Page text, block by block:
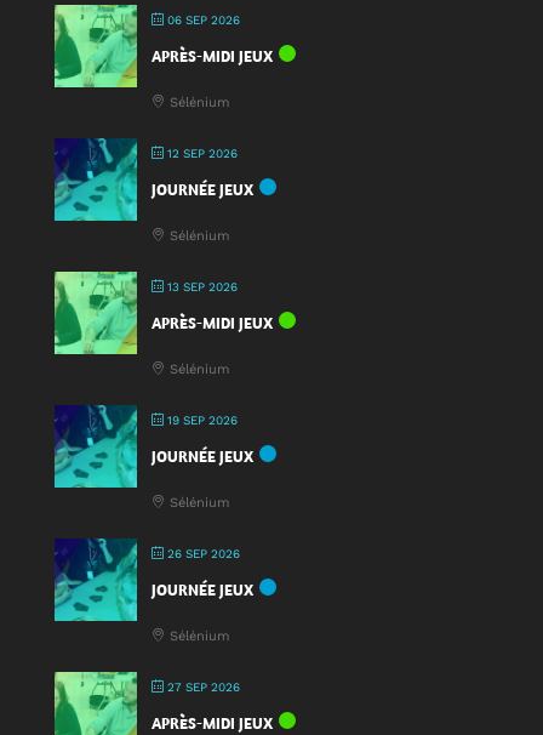
06 SEP 2026
APRÈS-MIDI JEUX
Sélénium
12 SEP 2026
JOURNÉE JEUX
Sélénium
13 SEP 2026
APRÈS-MIDI JEUX
Sélénium
19 SEP 2026
JOURNÉE JEUX
Sélénium
26 SEP 2026
JOURNÉE JEUX
Sélénium
27 SEP 2026
APRÈS-MIDI JEUX